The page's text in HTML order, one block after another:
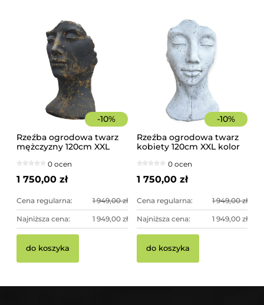
-10%
Rzeźba ogrodowa twarz
mężczyzny 120cm XXL
dekoracja ogrodowa
0 ocen
1 750,00 zł
Cena regularna: 1 949,00 zł
Najniższa cena: 1 949,00 zł
do koszyka
-10%
Rzeźba ogrodowa twarz
kobiety 120cm XXL kolor
imponująca dekoracja
ogrodowa
0 ocen
1 750,00 zł
Cena regularna: 1 949,00 zł
Najniższa cena: 1 949,00 zł
do koszyka